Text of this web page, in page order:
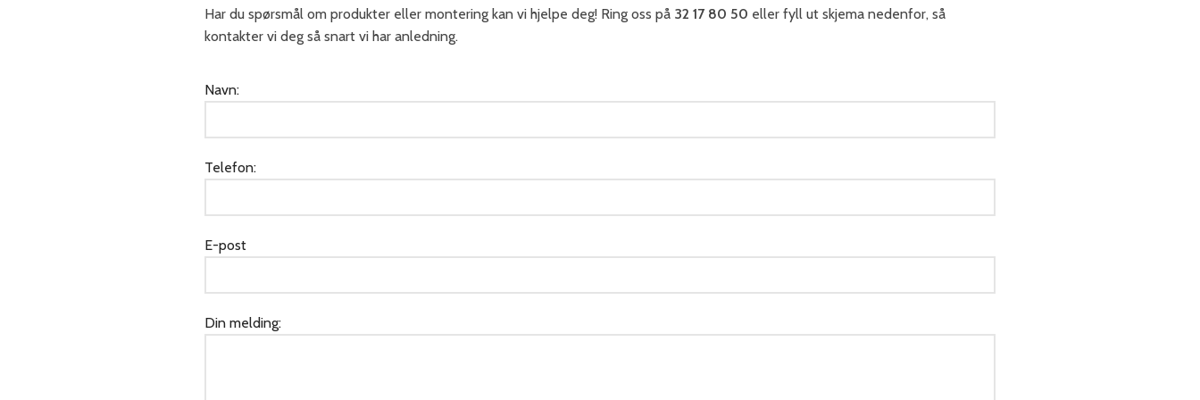
Har du spørsmål om produkter eller montering kan vi hjelpe deg! Ring oss på 32 17 80 50 eller fyll ut skjema nedenfor, så
kontakter vi deg så snart vi har anledning.
Navn:
Telefon:
E-post
Din melding: